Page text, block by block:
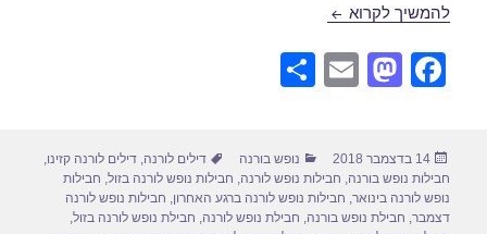
להמשיך לקרוא חבילות נופש לורנה בפברואר 24/02/2019
F
e
b
M
o
d
E
e
פורסם
בתאריך
14 בדצמבר 2018 קטגוריות
נופש בורנה תגיות
דילים לורנה ,דילים לורנה קזינו
חבילות נופש בורנה חבילות נופש לורנה חבילות נופש לורנה בזול חבילות
נופש לורנה בינואר חבילות נופש לורנה ברגע האחרון חבילות נופש לורנה
דצמבר חבילת נופש בורנה חבילת נופש לורנה חבילת נופש לורנה בזול